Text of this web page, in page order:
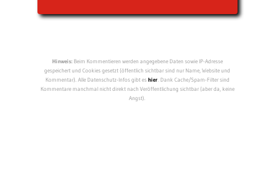
Hinweis:Beim Kommentieren werden angegebene Daten sowie IP-Adresse
gespeichert und Cookies gesetzt (öffentlich sichtbar sind nur Name, Website und
Kommentar). Alle Datenschutz-Infos gibt eshier. Dank Cache/Spam-Filter sind
Kommentare manchmal nicht direkt nach Veröffentlichung sichtbar (aber da, keine
Angst).